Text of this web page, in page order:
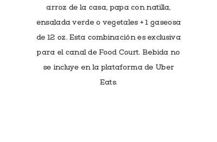
arroz de la casa, papa con natilla,
ensalada verde o vegetales + 1 gaseosa
de 12 oz. Esta combinación es exclusiva
para el canal de Food Court. Bebida no
se incluye en la plataforma de Uber
Eats.